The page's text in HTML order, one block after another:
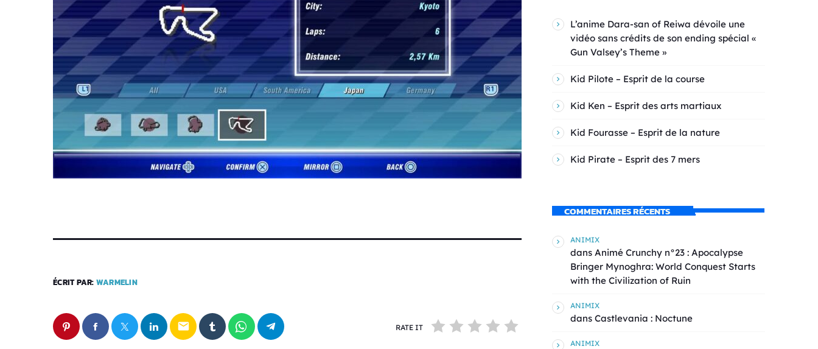
ÉCRIT PAR: WARMELIN
email RATE IT
L’anime Dara-san of Reiwa dévoile une
vidéo sans crédits de son ending spécial «
Gun Valsey’s Theme »
Kid Pilote – Esprit de la course
Kid Ken – Esprit des arts martiaux
Kid Fourasse – Esprit de la nature
Kid Pirate – Esprit des 7 mers
COMMENTAIRES RÉCENTS
ANIMIX
dans Animé Crunchy n°23 : Apocalypse
Bringer Mynoghra: World Conquest Starts
with the Civilization of Ruin
ANIMIX
dans Castlevania : Noctune
ANIMIX